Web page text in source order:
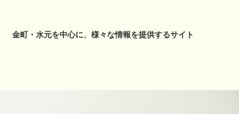
金町・水元を中心に、様々な情報を提供するサイト